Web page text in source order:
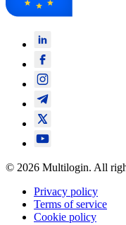
© 2026 Multilogin. All
Privacy policy
Terms of service
Cookie policy